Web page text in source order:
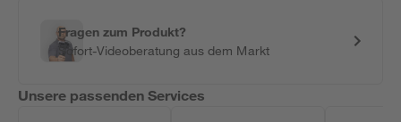
Fragen zum Produkt?
Sofort-Videoberatung aus dem Markt
Unsere passenden Services